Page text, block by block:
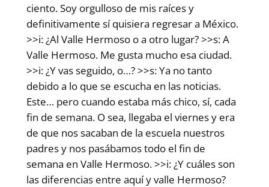
ciento. Soy orgulloso de mis raíces y
definitivamente sí quisiera regresar a México.
>>i: ¿Al Valle Hermoso o a otro lugar? >>s: A
Valle Hermoso. Me gusta mucho esa ciudad.
>>i: ¿Y vas seguido, o…? >>s: Ya no tanto
debido a lo que se escucha en las noticias.
Este… pero cuando estaba más chico, sí, cada
fin de semana. O sea, llegaba el viernes y era
de que nos sacaban de la escuela nuestros
padres y nos pasábamos todo el fin de
semana en Valle Hermoso. >>i: ¿Y cuáles son
las diferencias entre aquí y valle Hermoso?